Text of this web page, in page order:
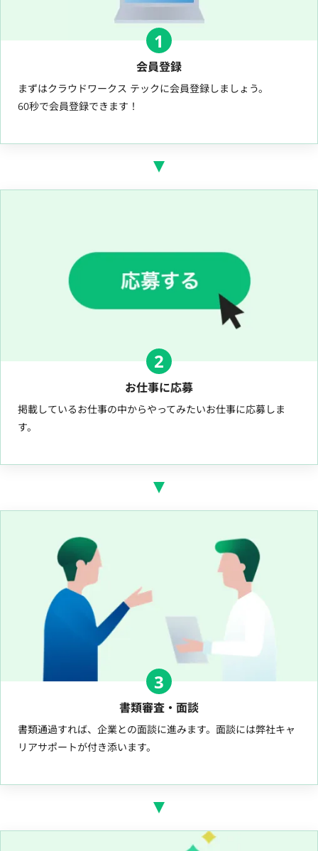
1
会員登録
まずはクラウドワークス テックに会員登録しましょう。
60秒で会員登録できます！
2
お仕事に応募
掲載しているお仕事の中からやってみたいお仕事に応募しま
す。
3
書類審査・面談
書類通過すれば、企業との面談に進みます。面談には弊社キャ
リアサポートが付き添います。